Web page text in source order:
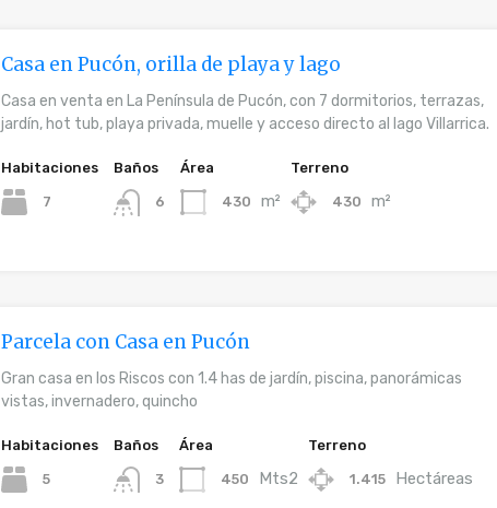
Casa en Pucón, orilla de playa y lago
Casa en venta en La Península de Pucón, con 7 dormitorios, terrazas,
jardín, hot tub, playa privada, muelle y acceso directo al lago Villarrica.
Habitaciones
7
Baños
6
Área
430 m²
Terreno
430 m²
Parcela con Casa en Pucón
Gran casa en los Riscos con 1.4 has de jardín, piscina, panorámicas
vistas, invernadero, quincho
Habitaciones
5
Baños
3
Área
450 Mts2
Terreno
1.415 Hectáreas